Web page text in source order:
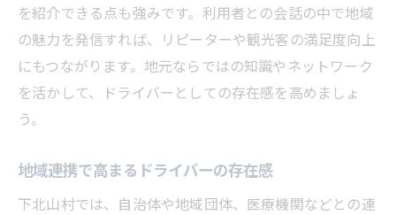
を紹介できる点も強みです。利用者との会話の中で地域
の魅力を発信すれば、リピーターや観光客の満足度向上
にもつながります。地元ならではの知識やネットワーク
を活かして、ドライバーとしての存在感を高めましょ
う。
地域連携で高まるドライバーの存在感
下北山村では、自治体や地域団体、医療機関などとの連